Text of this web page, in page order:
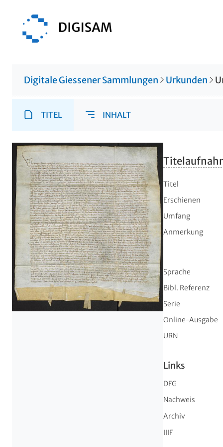
Digitale Giessener Sammlungen Urkunden
TITEL INHALT
Titel
Erschienen
Umfang
Anmerkung
Sprache
Bibl. Referenz
Serie
Online-Ausgabe
URN
Links
DFG
Nachweis
Archiv
IIIF